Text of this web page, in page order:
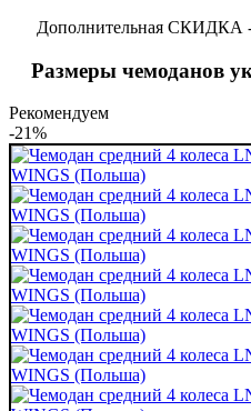
Дополнительная СКИДКА -
Размеры чемоданов
Рекомендуем
-21%